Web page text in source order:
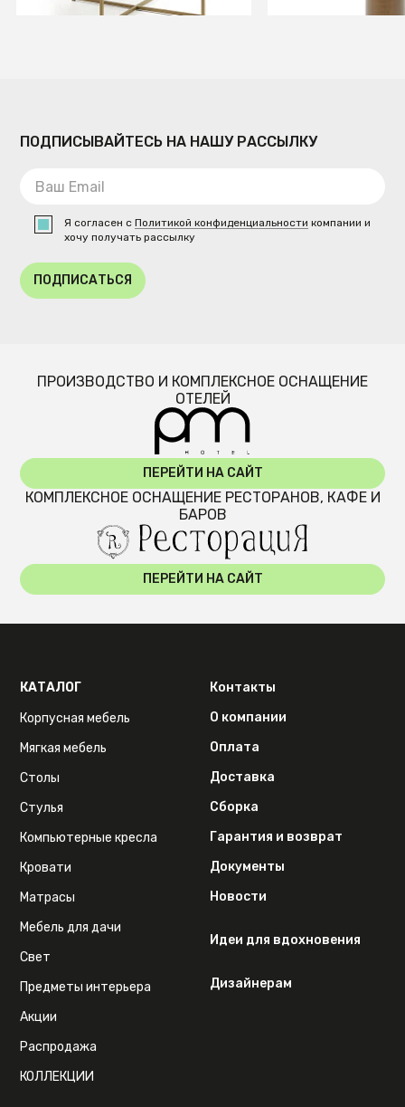
ПОДПИСЫВАЙТЕСЬ НА НАШУ РАССЫЛКУ
Я согласен сПолитикой конфиденциальности компании и
хочу получать рассылку
ПОДПИСАТЬСЯ
ПРОИЗВОДСТВО И КОМПЛЕКСНОЕ ОСНАЩЕНИЕ
ОТЕЛЕЙ
ПЕРЕЙТИ НА САЙТ
КОМПЛЕКСНОЕ ОСНАЩЕНИЕ РЕСТОРАНОВ, КАФЕ И
БАРОВ
ПЕРЕЙТИ НА САЙТ
КАТАЛОГ
Корпусная мебель
Мягкая мебель
Столы
Стулья
Компьютерные кресла
Кровати
Матрасы
Мебель для дачи
Свет
Предметы интерьера
Акции
Распродажа
КОЛЛЕКЦИИ
Контакты
О компании
Оплата
Доставка
Сборка
Гарантия и возврат
Документы
Новости
Идеи для вдохновения
Дизайнерам